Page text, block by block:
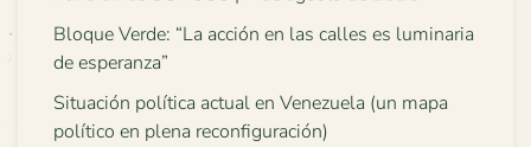
Bloque Verde: “La acción en las calles es luminaria
de esperanza”
Situación política actual en Venezuela (un mapa
político en plena reconfiguración)